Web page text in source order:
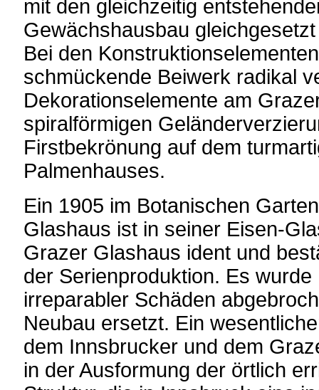
mit den gleichzeitig
Gewächshausbau
Bei den
schmückende Beiwerk radikal
Dekorationselemente am
spiralförmigen
Firstbekrönung auf dem
Palmenhauses.
Ein 1905 im Botanischen
Glashaus ist in seiner Eisen-
Grazer Glashaus ident und
der Serienproduktion. Es wurde
irreparabler Schäden
Neubau ersetzt. Ein
dem Innsbrucker und dem
in der Ausformung der örtlich